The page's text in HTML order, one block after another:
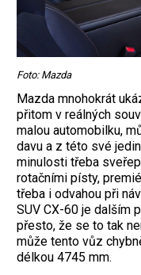
Foto: Mazda
Mazda mnohokrát
přitom v reálných
malou automobilku,
davu a z této své
minulosti třeba
rotačními písty,
třeba i odvahou při
SUV CX-60 je dalším
přesto, že se to tak
může tento vůz
délkou 4745 mm.